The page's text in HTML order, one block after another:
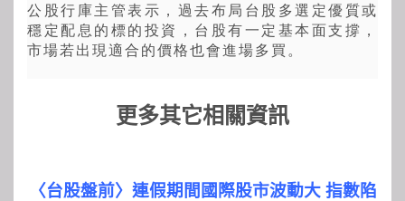
公股行庫主管表示，過去布局台股多選定優質或
穩定配息的標的投資，台股有一定基本面支撐，
市場若出現適合的價格也會進場多買。
更多其它相關資訊
〈台股盤前〉連假期間國際股市波動大 指數陷